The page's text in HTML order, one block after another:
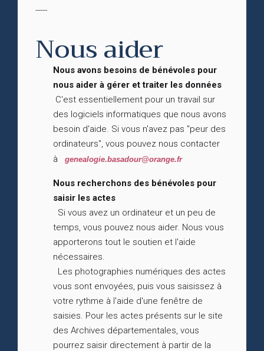
-----
Nous aider
Nous avons besoins de bénévoles pour
nous aider à gérer et traiter les données
C'est essentiellement pour un travail sur
des logiciels informatiques que nous avons
besoin d'aide. Si vous n'avez pas "peur des
ordinateurs", vous pouvez nous contacter
à
genealogie.basadour@orange.fr
Nous recherchons des bénévoles pour
saisir les actes
Si vous avez un ordinateur et un peu de
temps, vous pouvez nous aider. Nous vous
apporterons tout le soutien et l'aide
nécessaires.
Les photographies numériques des actes
vous sont envoyées, puis vous saisissez à
votre rythme à l'aide d'une fenêtre de
saisies. Pour les actes présents sur le site
des Archives départementales, vous
pourrez saisir directement à partir de la